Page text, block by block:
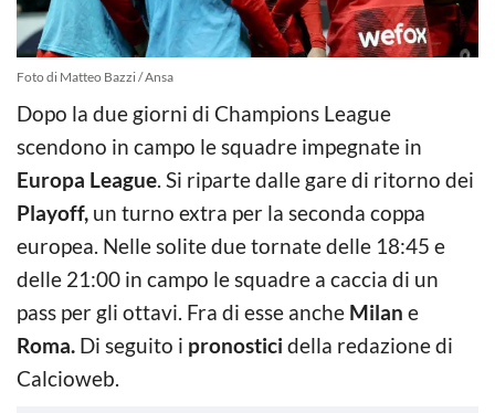
Foto di Matteo Bazzi / Ansa
Dopo la due giorni di Champions League
scendono in campo le squadre impegnate in
Europa League. Si riparte dalle gare di ritorno dei
Playoff, un turno extra per la seconda coppa
europea. Nelle solite due tornate delle 18:45 e
delle 21:00 in campo le squadre a caccia di un
pass per gli ottavi. Fra di esse anche Milan e
Roma. Di seguito i pronostici della redazione di
Calcioweb.